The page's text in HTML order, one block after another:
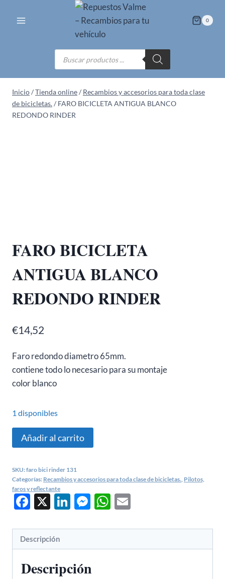
0
Búsqueda
de
productos
Inicio/Tienda online/ Recambios y accesorios para toda clase
de bicicletas./ FARO BICICLETA ANTIGUA BLANCO
REDONDO RINDER
FARO BICICLETA
ANTIGUA BLANCO
REDONDO RINDER
€14,52
Faro redondo diametro 65mm.
contiene todo lo necesario para su montaje
color blanco
1 disponibles
FARO
BICICLETA
BLANCO
REDONDO
RINDER
Añadir al carrito
SKU:faro bici rinder 131
Categorías: Recambios y accesorios para toda clase de bicicletas. Pilotos,
faros y reflectante
Facebook
X LinkedIn
Messenger
WhatsApp
Descripción
Descripción